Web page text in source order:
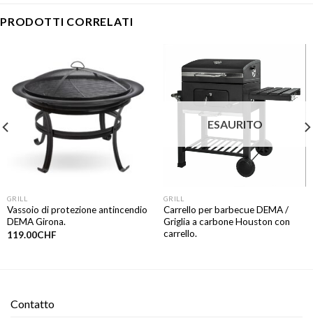
PRODOTTI CORRELATI
GRILL
Vassoio di protezione antincendio
DEMA Girona.
119.00CHF
ESAURITO
GRILL
Carrello per barbecue DEMA /
Griglia a carbone Houston con
carrello.
Contatto​